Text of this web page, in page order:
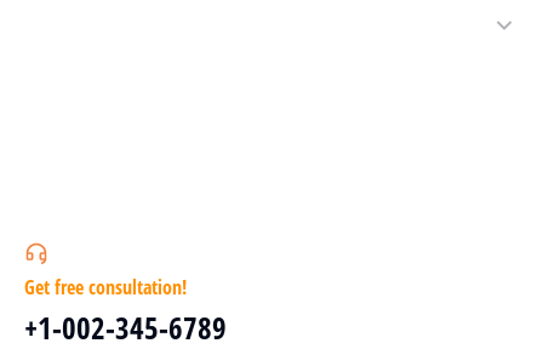
Get free consultation!
+1-002-345-6789